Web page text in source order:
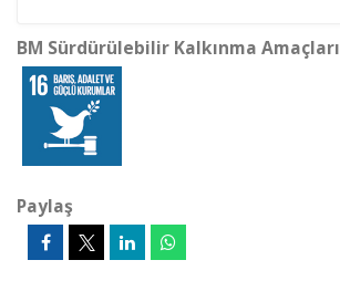
BM Sürdürülebilir Kalkınma Amaçları
Paylaş